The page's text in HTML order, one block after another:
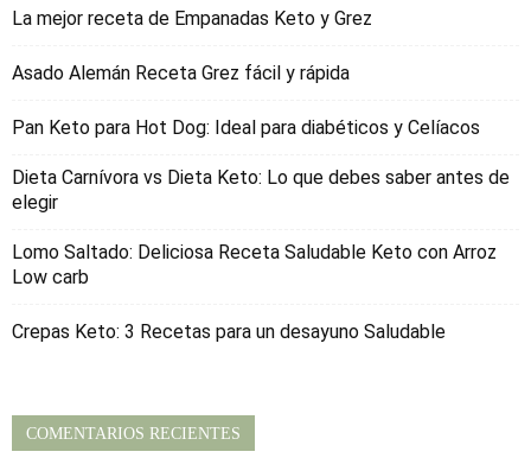
La mejor receta de Empanadas Keto y Grez
Asado Alemán Receta Grez fácil y rápida
Pan Keto para Hot Dog: Ideal para diabéticos y Celíacos
Dieta Carnívora vs Dieta Keto: Lo que debes saber antes de
elegir
Lomo Saltado: Deliciosa Receta Saludable Keto con Arroz
Low carb
Crepas Keto: 3 Recetas para un desayuno Saludable
COMENTARIOS RECIENTES